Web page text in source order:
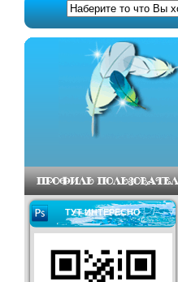
ТУТ ИНТЕРЕСНО